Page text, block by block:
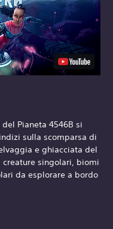
Pianeta 4546B si
sulla scomparsa di
e ghiacciata del
singolari, biomi
da esplorare a bordo